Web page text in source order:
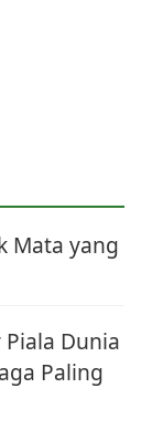
Mata yang
Piala Dunia
Paling